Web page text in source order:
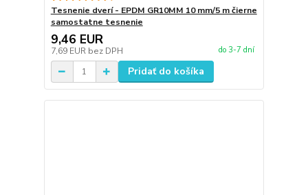
Tesnenie dverí - EPDM GR10MM 10 mm/5 m čierne
samostatne tesnenie
9,46 EUR
7,69 EUR bez DPH do 3-7 dní
Pridať do košíka